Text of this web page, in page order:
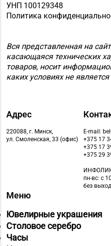
УНП 100129348
Политика
Вся представленная на
касающаяся технических
товаров, носит
каких условиях не
Адрес
220088, г. Минск,
ул. Смоленская, 33 (офис)
E-mail:
+375 17
+375 17
+375 29
пн-вс: с
без
Меню
Ювелирные украшения
Столовое серебро
Часы